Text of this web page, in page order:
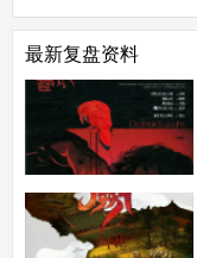
最新复盘资料